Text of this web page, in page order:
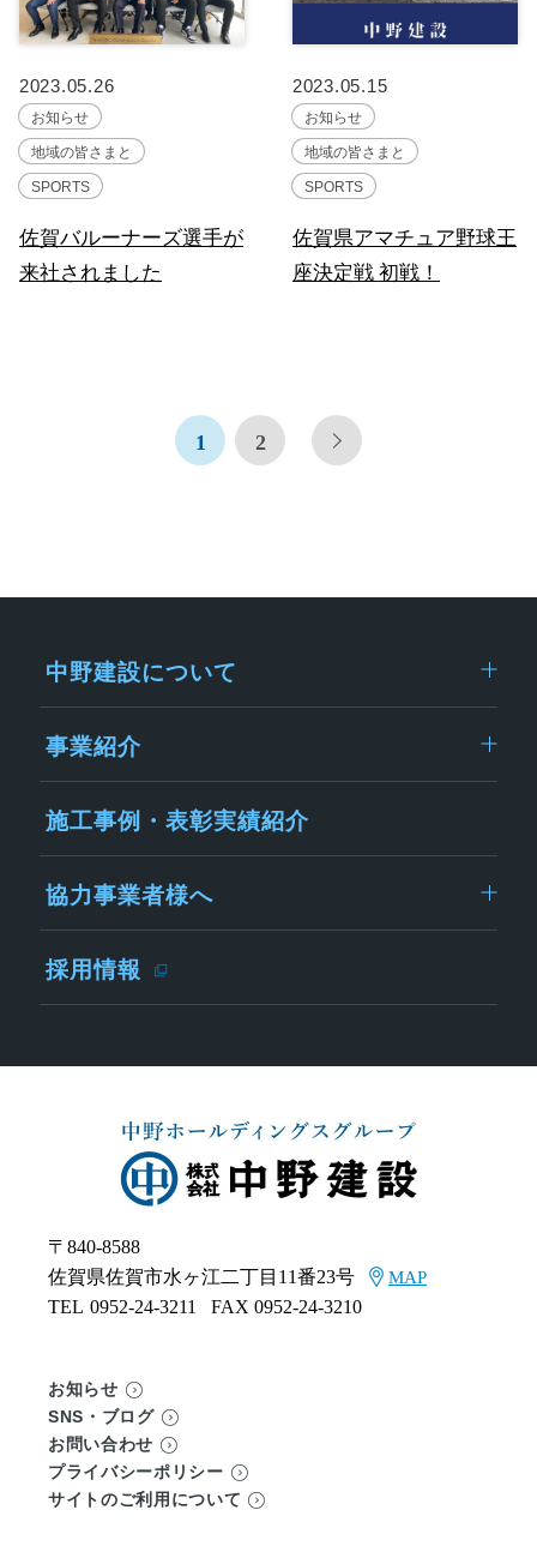
2023.05.26
お知らせ
地域の皆さまと
SPORTS
佐賀バルーナーズ選手が
来社されました
2023.05.15
お知らせ
地域の皆さまと
SPORTS
佐賀県アマチュア野球王
座決定戦 初戦！
1 2
中野建設について
事業紹介
施工事例・表彰実績紹介
協力事業者様へ
採用情報
〒840-8588
佐賀県佐賀市水ヶ江二丁目11番23号
MAP
TEL 0952-24-3211 FAX 0952-24-3210
お知らせ
SNS・ブログ
お問い合わせ
プライバシーポリシー
サイトのご利用について